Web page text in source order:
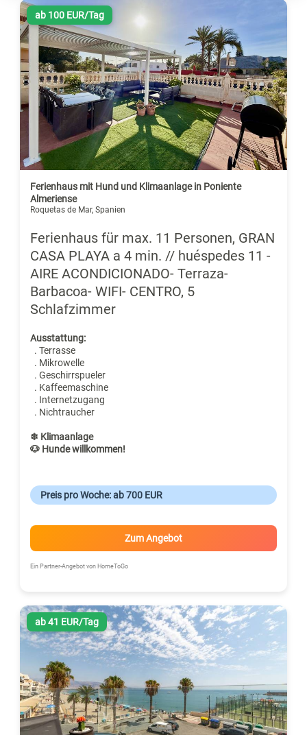
ab 100 EUR/Tag
Ferienhaus mit Hund und Klimaanlage in Poniente
Almeriense
Roquetas de Mar, Spanien
Ferienhaus für max. 11 Personen, GRAN
CASA PLAYA a 4 min. // huéspedes 11 -
AIRE ACONDICIONADO- Terraza-
Barbacoa- WIFI- CENTRO, 5
Schlafzimmer
Ausstattung:
. Terrasse
. Mikrowelle
. Geschirrspueler
. Kaffeemaschine
. Internetzugang
. Nichtraucher
❄ Klimaanlage
🐶 Hunde willkommen!
Preis pro Woche: ab 700 EUR
Zum Angebot
Ein Partner-Angebot von HomeToGo
ab 41 EUR/Tag